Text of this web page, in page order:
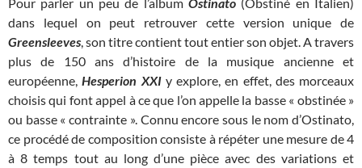
dans lequel on peut retrouver cette version unique de
Greensleeves , son titre contient tout entier son objet. A travers
plus de 150 ans d’histoire de la musique ancienne et
européenne,Hesperion XXIy explore, en effet, des morceaux
choisis qui font appel à ce que l’on appelle la basse « obstinée »
ou basse « contrainte ». Connu encore sous le nom d’Ostinato,
ce procédé de composition consiste à répéter une mesure de 4
à 8 temps tout au long d’une pièce avec des variations et